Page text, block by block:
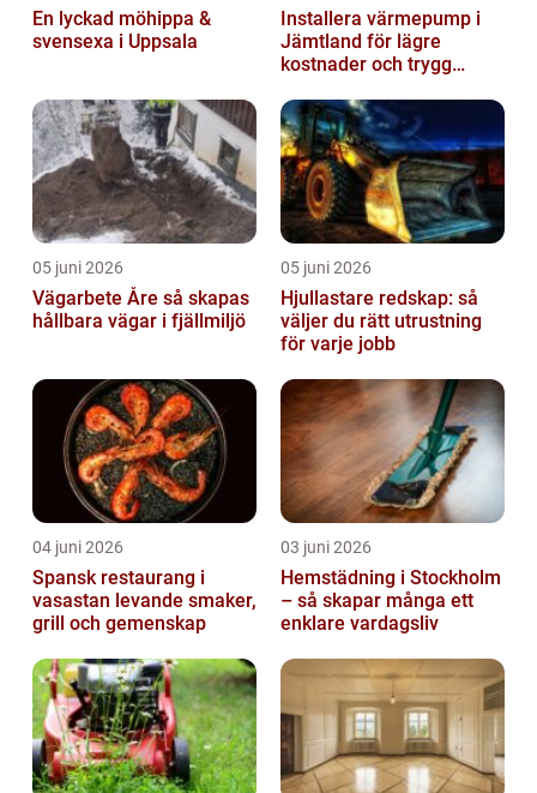
En lyckad möhippa &
svensexa i Uppsala
Installera värmepump i
Jämtland för lägre
kostnader och trygg
05 juni 2026
Vägarbete Åre så skapas
hållbara vägar i fjällmiljö
05 juni 2026
Hjullastare redskap: så
väljer du rätt utrustning
för varje jobb
04 juni 2026
Spansk restaurang i
vasastan levande smaker,
grill och gemenskap
03 juni 2026
Hemstädning i Stockholm
– så skapar många ett
enklare vardagsliv